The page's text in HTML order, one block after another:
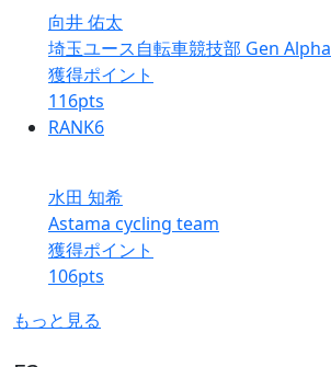
向井 佑太
埼玉ユース自転車競技部 Gen Alpha
獲得ポイント
116pts
RANK6
水田 知希
Astama cycling team
獲得ポイント
106pts
もっと見る